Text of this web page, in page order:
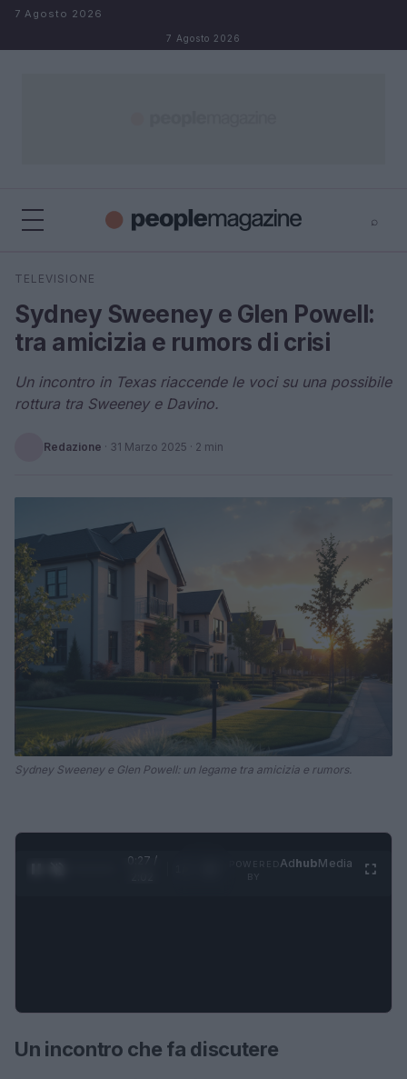
Salta al contenuto
7 Agosto 2026
7 Agosto 2026
⌕
Cerca
TELEVISIONE
Sydney Sweeney e Glen Powell:
tra amicizia e rumors di crisi
Un incontro in Texas riaccende le voci su una possibile
rottura tra Sweeney e Davino.
Redazione · 31 Marzo 2025 · 2 min
Sydney Sweeney e Glen Powell: un legame tra amicizia e rumors.
0:28 /
AdhubMedia
Un incontro che fa discutere